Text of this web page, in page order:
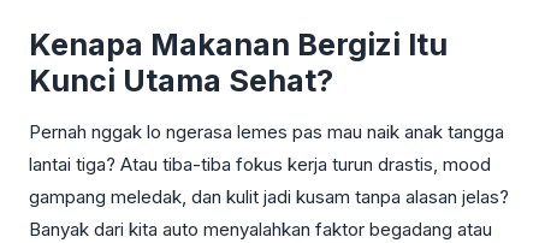
Kenapa Makanan Bergizi Itu
Kunci Utama Sehat?
Pernah nggak lo ngerasa lemes pas mau naik anak tangga
lantai tiga? Atau tiba-tiba fokus kerja turun drastis, mood
gampang meledak, dan kulit jadi kusam tanpa alasan jelas?
Banyak dari kita auto menyalahkan faktor begadang atau